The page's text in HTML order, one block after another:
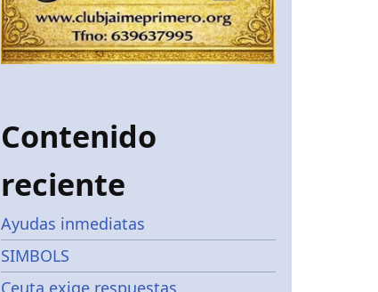
Contenido
reciente
Ayudas inmediatas
SIMBOLS
Ceuta exige respuestas